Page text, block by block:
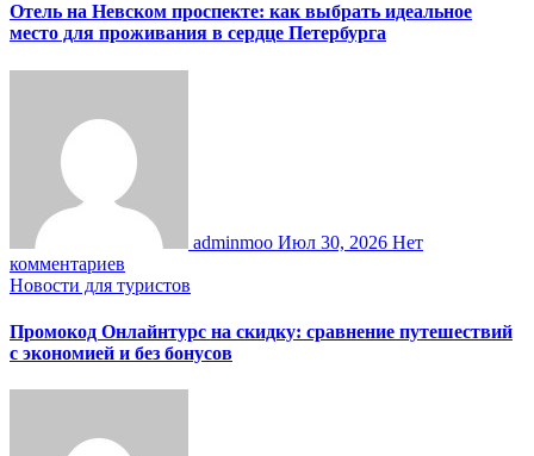
Отель на Невском проспекте: как выбрать идеальное
место для проживания в сердце Петербурга
adminmoo Июл 30, 2026 Нет
комментариев
Новости для туристов
Промокод Онлайнтурс на скидку: сравнение путешествий
с экономией и без бонусов